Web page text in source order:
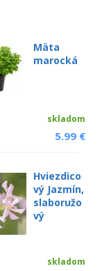
Mäta
marocká
skladom
5.99 €
Hviezdico
vý Jazmín,
slaboružo
vý
skladom